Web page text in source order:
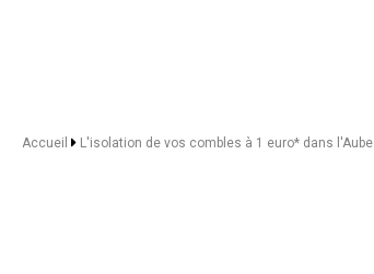
Accueil L'isolation de vos combles à 1 euro* dans l'Aube